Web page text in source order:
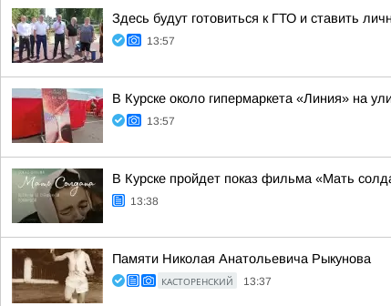
Здесь будут готовиться к ГТО и ставить
13:57
В Курске около гипермаркета «Линия» на
13:57
В Курске пройдет показ фильма «Мать
13:38
Памяти Николая Анатольевича Рыкунова
КАСТОРЕНСКИЙ 13:37